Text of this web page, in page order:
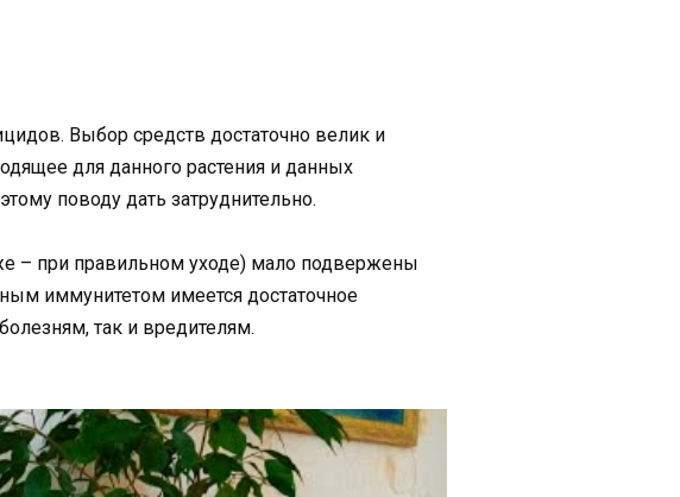
Выбор средств достаточно велик и
для данного растения и данных
поводу дать затруднительно.
– при правильном уходе) мало подвержены
иммунитетом имеется достаточное
так и вредителям.